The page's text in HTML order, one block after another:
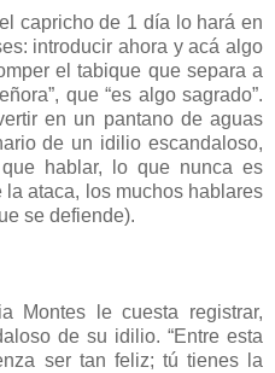
capricho de 1 día lo hará en
introducir ahora y acá algo
el tabique que separa a
que “es algo sagrado”.
en un pantano de aguas
de un idilio escandaloso,
hablar, lo que nunca es
ataca, los muchos hablares
se defiende).
le cuesta registrar,
de su idilio. “Entre esta
ser tan feliz; tú tienes la